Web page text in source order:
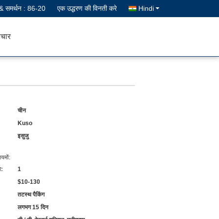
समर्थन : 86-20 एक उद्धरण की विनती करे Hindi
चीन
Kuso
इसुजु
1
$10-130
तटस्थ पैकिंग
लगभग 15 दिन